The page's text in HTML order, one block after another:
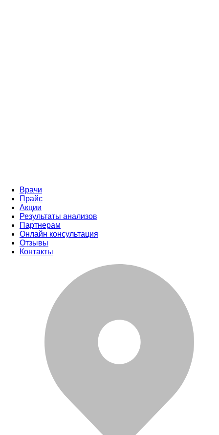
Врачи
Прайс
Акции
Результаты анализов
Партнерам
Онлайн консультация
Отзывы
Контакты